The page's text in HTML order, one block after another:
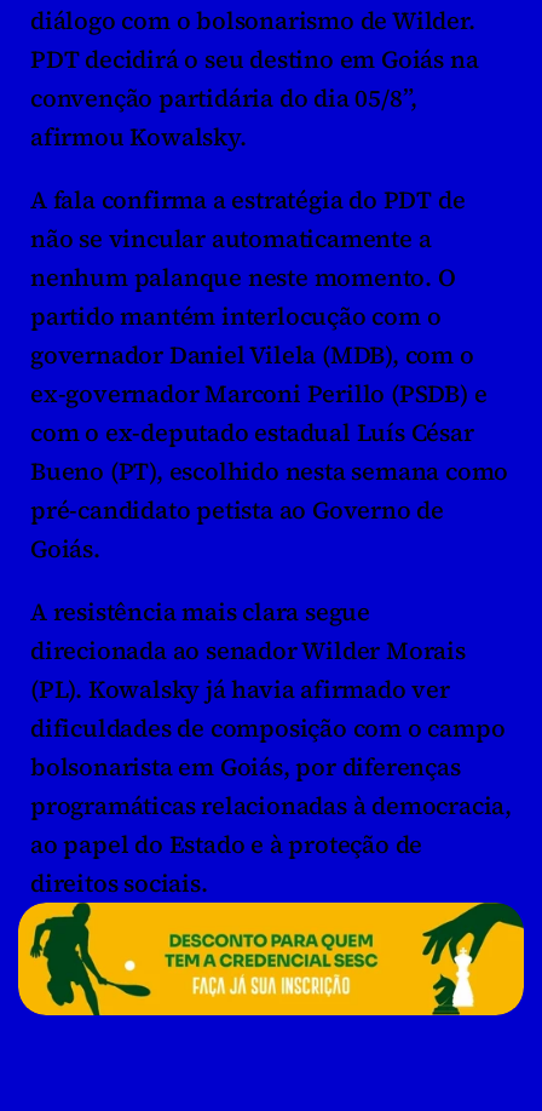
diálogo com o bolsonarismo de Wilder.
PDT decidirá o seu destino em Goiás na
convenção partidária do dia 05/8”,
afirmou Kowalsky.
A fala confirma a estratégia do PDT de
não se vincular automaticamente a
nenhum palanque neste momento. O
partido mantém interlocução com o
governador Daniel Vilela (MDB), com o
ex-governador Marconi Perillo (PSDB) e
com o ex-deputado estadual Luís César
Bueno (PT), escolhido nesta semana como
pré-candidato petista ao Governo de
Goiás.
A resistência mais clara segue
direcionada ao senador Wilder Morais
(PL). Kowalsky já havia afirmado ver
dificuldades de composição com o campo
bolsonarista em Goiás, por diferenças
programáticas relacionadas à democracia,
ao papel do Estado e à proteção de
direitos sociais.